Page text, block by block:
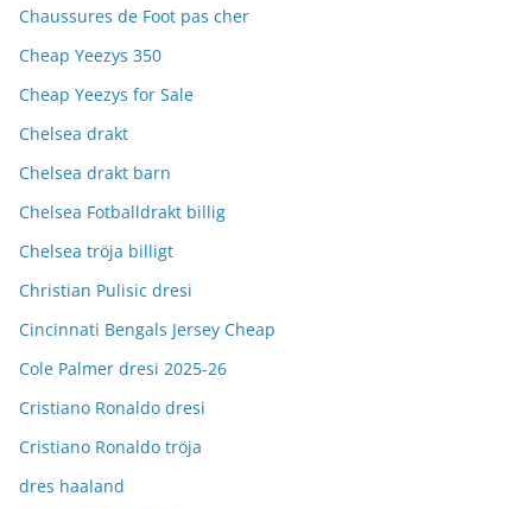
Chaussures de Foot pas cher
Cheap Yeezys 350
Cheap Yeezys for Sale
Chelsea drakt
Chelsea drakt barn
Chelsea Fotballdrakt billig
Chelsea tröja billigt
Christian Pulisic dresi
Cincinnati Bengals Jersey Cheap
Cole Palmer dresi 2025-26
Cristiano Ronaldo dresi
Cristiano Ronaldo tröja
dres haaland